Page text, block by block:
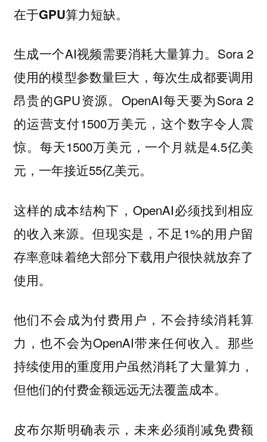
在于GPU算力短缺。
生成一个AI视频需要消耗大量算力。Sora 2
使用的模型参数量巨大，每次生成都要调用
昂贵的GPU资源。OpenAI每天要为Sora 2
的运营支付1500万美元，这个数字令人震
惊。每天1500万美元，一个月就是4.5亿美
元，一年接近55亿美元。
这样的成本结构下，OpenAI必须找到相应
的收入来源。但现实是，不足1%的用户留
存率意味着绝大部分下载用户很快就放弃了
使用。
他们不会成为付费用户，不会持续消耗算
力，也不会为OpenAI带来任何收入。那些
持续使用的重度用户虽然消耗了大量算力，
但他们的付费金额远远无法覆盖成本。
皮布尔斯明确表示，未来必须削减免费额